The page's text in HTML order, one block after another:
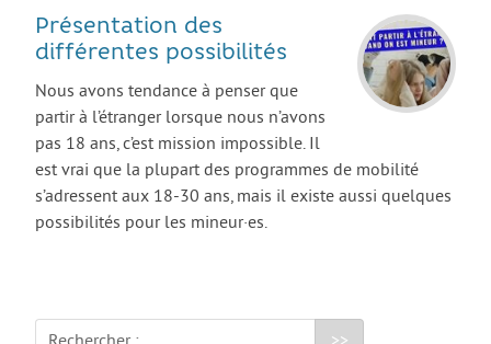
Agir au quotidien
Etre bénévole ou volontaire
Créer mon projet
Créer mon entreprise
EMPLOI
Préparer sa candidature
Les offres
Présentation des
différentes possibilités
Nous avons tendance à penser que
partir à l’étranger lorsque nous n’avons
pas 18 ans, c’est mission impossible. Il
est vrai que la plupart des programmes de mobilité
s’adressent aux 18-30 ans, mais il existe aussi quelques
possibilités pour les mineur·es.